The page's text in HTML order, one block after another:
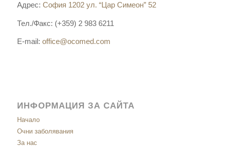
Адрес: София 1202 ул. “Цар Симеон” 52
Тел./Факс: (+359) 2 983 6211
E-mail: office@ocomed.com
ИНФОРМАЦИЯ ЗА САЙТА
Начало
Очни заболявания
За нас